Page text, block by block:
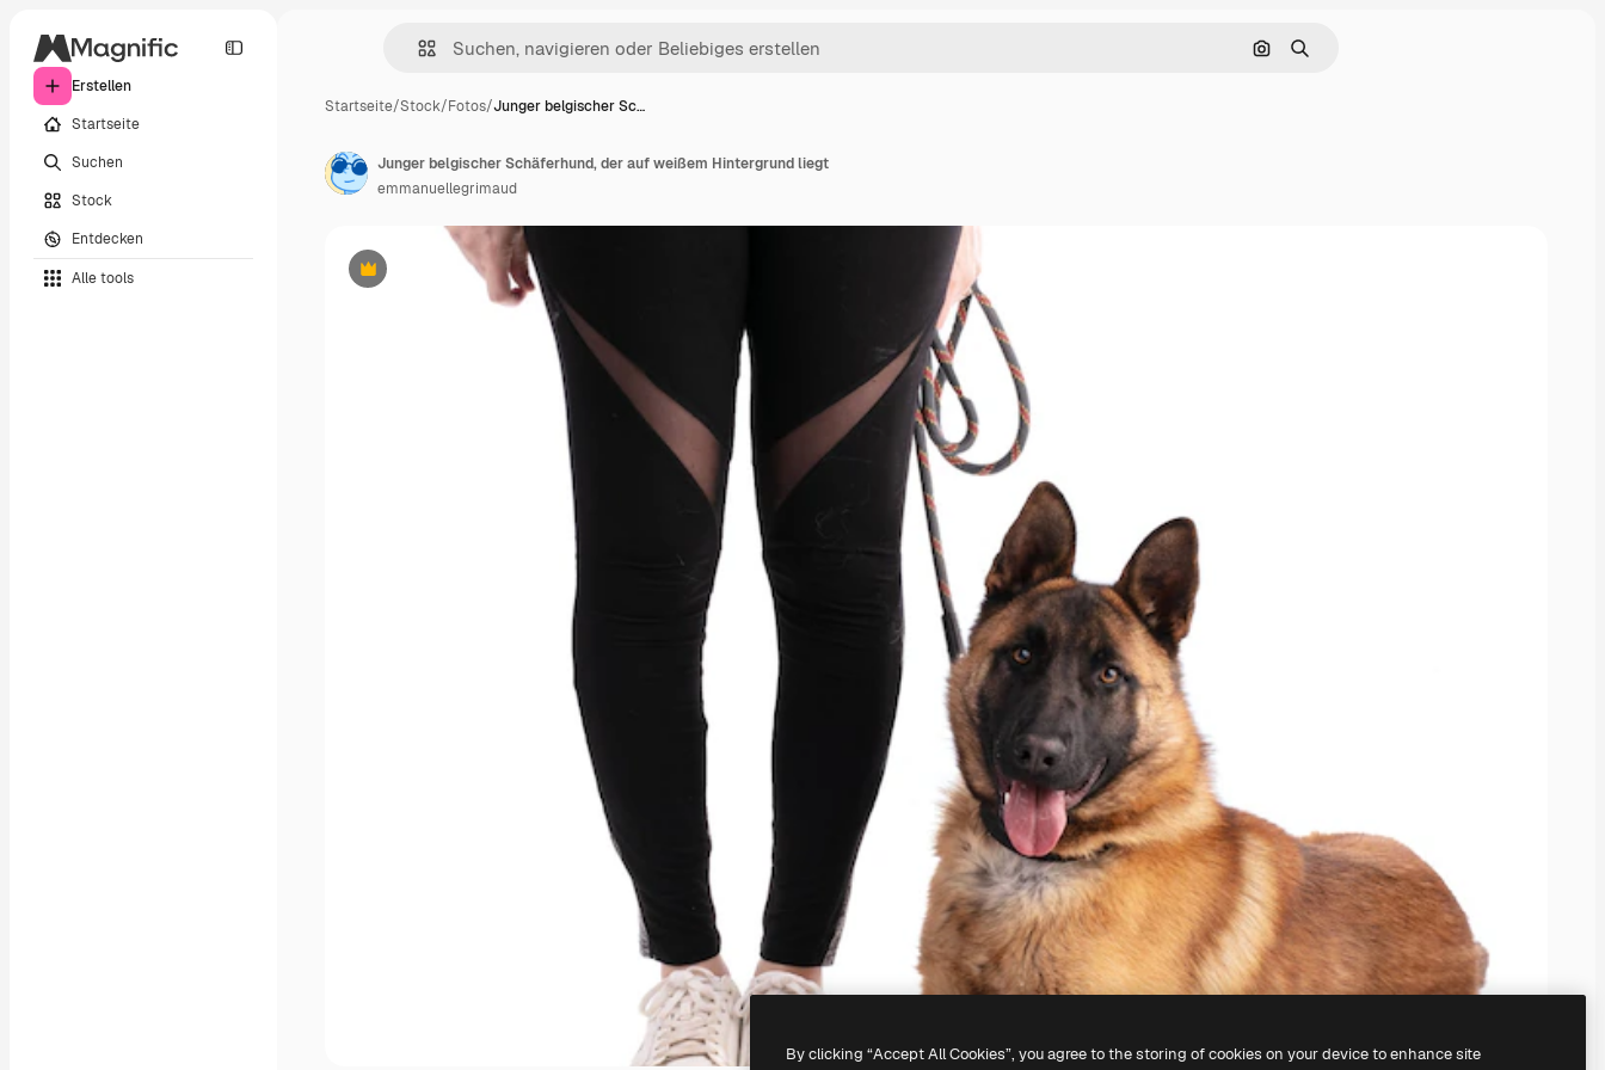
Erstellen
Startseite
Suchen
Stock
Entdecken
Alle tools
Nach Bild suchen
Suchen
Startseite/Stock/Fotos/Junger belgischer Sc…
Premium
Junger belgischer Schäferhund, der auf weißem Hintergrund liegt
emmanuellegrimaud
By clicking “Accept All Cookies”, you agree to the storing of cookies on your device to enhance site